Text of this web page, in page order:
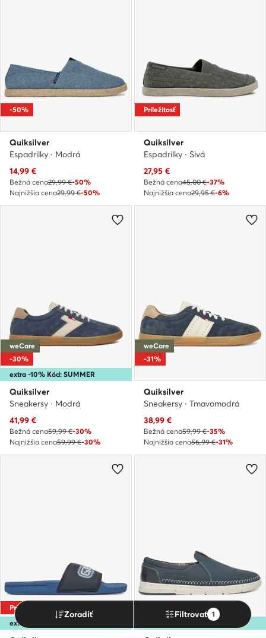
-50%
Quiksilver
Espadrilky · Modrá
Aktuálna cena
14,99 €
Bežná cena29,99 €-50%
Najnižšia cena29,99 €-50%
Príležitosť
Quiksilver
Espadrilky · Sivá
Aktuálna cena
27,95 €
Bežná cena45,00 €-37%
Najnižšia cena29,95 €-6%
extra -10% Kód: SUMMER
weCare
-30%
Quiksilver
Sneakersy · Modrá
Aktuálna cena
41,99 €
Bežná cena59,99 €-30%
Najnižšia cena59,99 €-30%
weCare
-31%
Quiksilver
Sneakersy · Tmavomodrá
Aktuálna cena
38,99 €
Bežná cena59,99 €-35%
Najnižšia cena56,99 €-31%
extra -35% Kód: SUMMER
Príležitosť
extra -15% Kód: SUMMER
Zoradiť Filtrovať 1